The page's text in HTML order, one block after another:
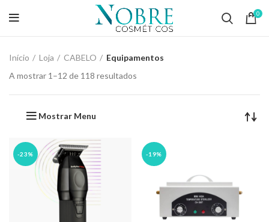
0
Início Loja CABELO
Equipamentos
A mostrar 1–12 de 118 resultados
Mostrar Menu
-23% -19%